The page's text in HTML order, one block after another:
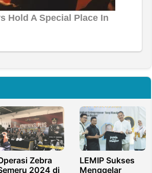
Zebra
2024 di
LEMIP Sukses
Menggelar